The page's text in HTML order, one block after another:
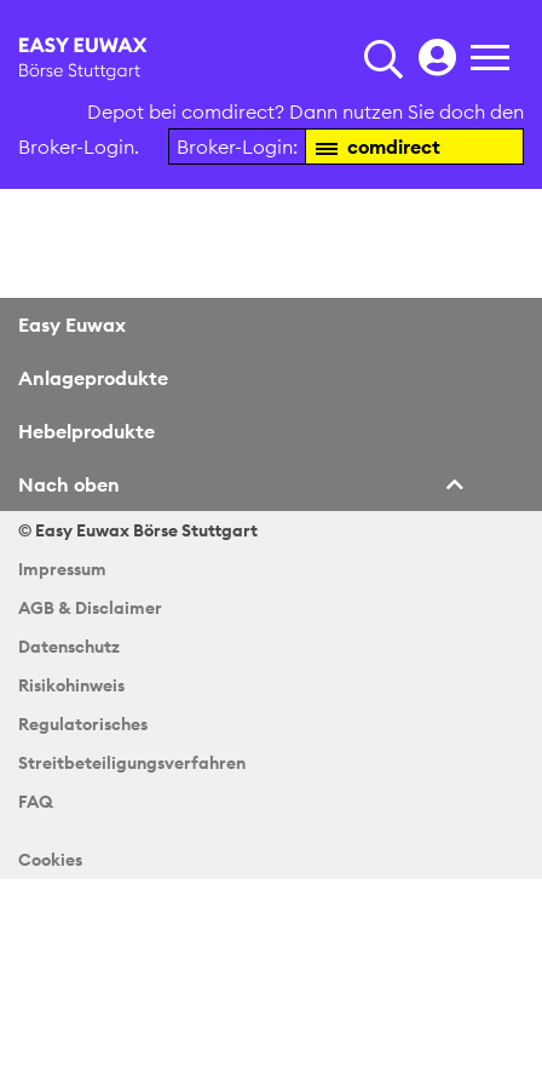
Depot bei comdirect? Dann nutzen Sie doch den
Broker-Login.
Broker-Login: comdirect
Easy Euwax
Anlageprodukte
Hebelprodukte
Nach oben
© Easy Euwax Börse Stuttgart
Impressum
AGB & Disclaimer
Datenschutz
Risikohinweis
Regulatorisches
Streitbeteiligungsverfahren
FAQ
Cookies